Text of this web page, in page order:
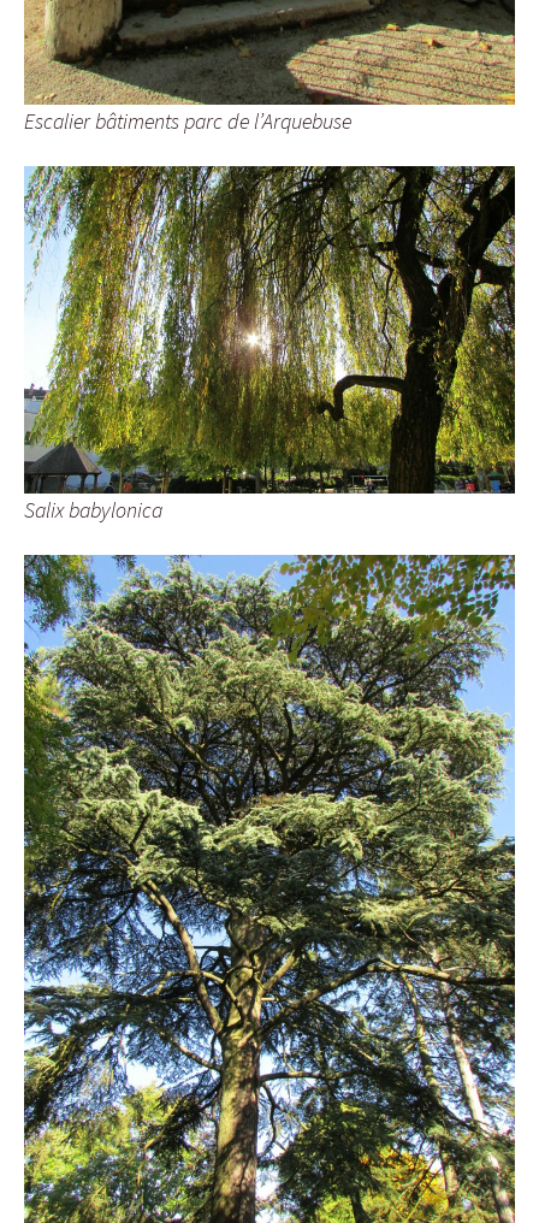
Escalier bâtiments parc de l’Arquebuse
Salix babylonica